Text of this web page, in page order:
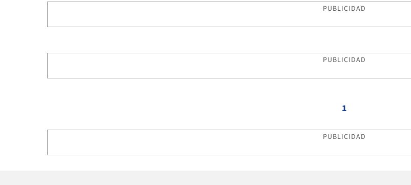
PUBLICIDAD
PUBLICIDAD
1
PUBLICIDAD